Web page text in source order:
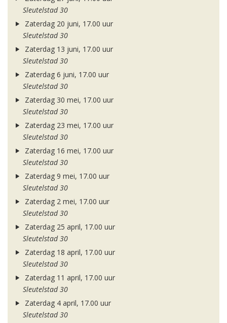
Sleutelstad 30
Zaterdag 20 juni, 17.00 uur
Sleutelstad 30
Zaterdag 13 juni, 17.00 uur
Sleutelstad 30
Zaterdag 6 juni, 17.00 uur
Sleutelstad 30
Zaterdag 30 mei, 17.00 uur
Sleutelstad 30
Zaterdag 23 mei, 17.00 uur
Sleutelstad 30
Zaterdag 16 mei, 17.00 uur
Sleutelstad 30
Zaterdag 9 mei, 17.00 uur
Sleutelstad 30
Zaterdag 2 mei, 17.00 uur
Sleutelstad 30
Zaterdag 25 april, 17.00 uur
Sleutelstad 30
Zaterdag 18 april, 17.00 uur
Sleutelstad 30
Zaterdag 11 april, 17.00 uur
Sleutelstad 30
Zaterdag 4 april, 17.00 uur
Sleutelstad 30